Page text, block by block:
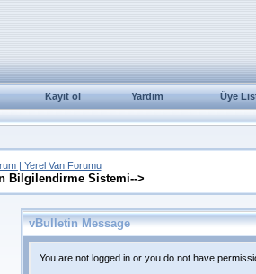
Kayıt ol Yardım Üye
| Yerel Van Forumu
Bilgilendirme Sistemi-->
vBulletin Message
You are not logged in or you do not have